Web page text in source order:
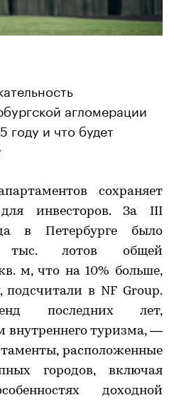
агломерации
году и что будет
сохраняет
для инвесторов. За III
в Петербурге было
тыс. лотов общей
м, что на 10% больше,
в NF Group.
последних лет,
внутреннего туризма, —
расположенные
городов, включая
доходной